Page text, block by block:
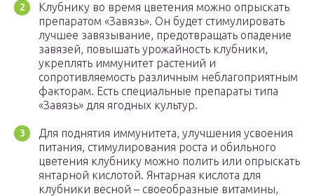
Клубнику во время цветения можно опрыскать
препаратом «Завязь». Он будет стимулировать
лучшее завязывание, предотвращать опадение
завязей, повышать урожайность клубники,
укреплять иммунитет растений и
сопротивляемость различным неблагоприятным
факторам. Есть специальные препараты типа
«Завязь» для ягодных культур.
Для поднятия иммунитета, улучшения усвоения
питания, стимулирования роста и обильного
цветения клубнику можно полить или опрыскать
янтарной кислотой. Янтарная кислота для
клубники весной – своеобразные витамины,